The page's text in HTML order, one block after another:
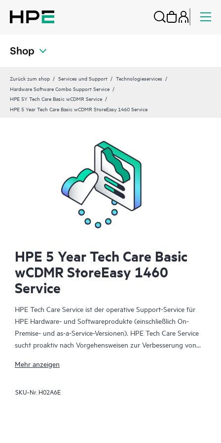
Shop
Zurück zum shop Services und Support
Technologieservices
Hardware Software Combo Support Service
HPE 5Y Tech Care Basic wCDMR Service
HPE 5 Year Tech Care Basic wCDMR StoreEasy 1460 Service
HPE 5 Year Tech Care Basic
wCDMR StoreEasy 1460
Service
HPE Tech Care Service ist der operative Support-Service für
HPE Hardware- und Softwareprodukte (einschließlich On-
Premise- und as-a-Service-Versionen). HPE Tech Care Service
sucht proaktiv nach Vorgehensweisen zur Verbesserung von
Teams dadurch, das Unternehmen voranzubringen.
HPE Tech Care Service ermöglicht darüber hinaus direkten
Mehr anzeigen
SKU-Nr. H02A6E